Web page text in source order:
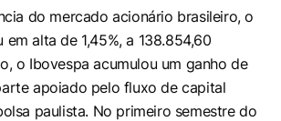
do mercado acionário brasileiro, o
alta de 1,45%, a 138.854,60
o Ibovespa acumulou um ganho de
apoiado pelo fluxo de capital
paulista. No primeiro semestre do